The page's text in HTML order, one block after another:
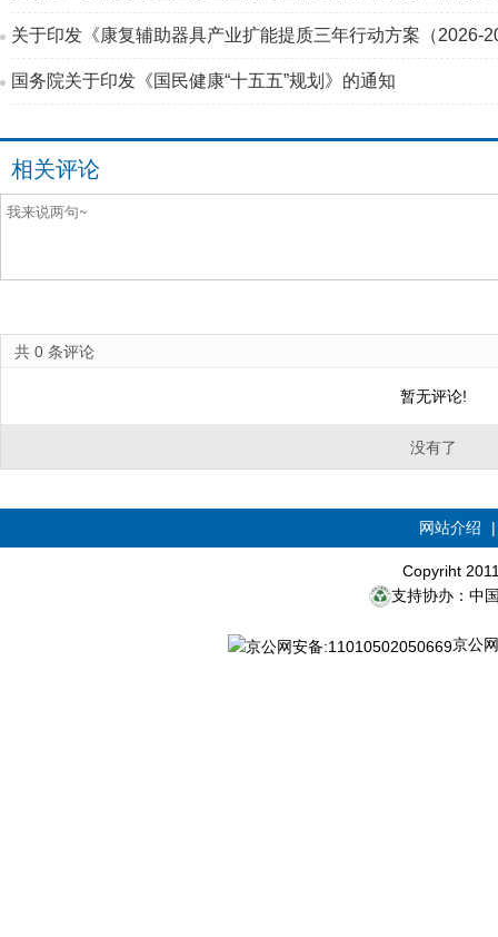
关于印发《康复辅助器具产业扩能提质三年行动方案（2026-
国务院关于印发《国民健康“十五五”规划》的通知
相关评论
共 0 条评论
暂无评论!
没有了
网站介绍
Copyriht
支持协办：中
京公